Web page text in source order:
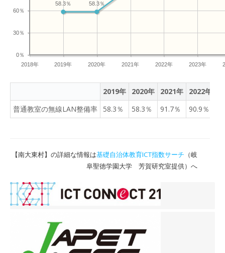
2018年 2019年 2020年 2021年 2022年 2023年
0％
30％
60％
58.3％
58.3％
2019年 2020年 2021年 2022年
普通教室の無線LAN整備率
58.3％ 58.3％ 91.7％ 90.9％
【南大東村】の詳細な情報は基礎自治体教育ICT指数サーチ （岐
阜聖徳学園大学 芳賀研究室提供）へ